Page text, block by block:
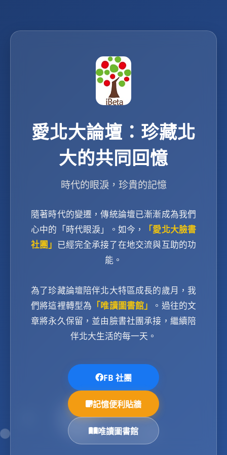
愛北大論壇：珍藏北
大的共同回憶
時代的眼淚，珍貴的記憶
隨著時代的變遷，傳統論壇已漸漸成為我們
心中的「時代眼淚」。如今，
「愛北大臉書
社團」 已經完全承接了在地交流與互助的功
能。
為了珍藏論壇陪伴北大特區成長的歲月，我
們將這裡轉型為 「唯讀圖書館」
。過往的文
章將永久保留，並由臉書社團承接，繼續陪
伴北大生活的每一天。
FB 社團
記憶便利貼牆
唯讀圖書館